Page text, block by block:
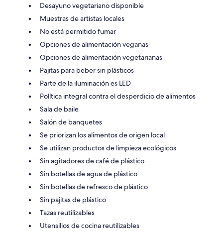
Desayuno vegetariano disponible
Muestras de artistas locales
No está permitido fumar
Opciones de alimentación veganas
Opciones de alimentación vegetarianas
Pajitas para beber sin plásticos
Parte de la iluminación es LED
Política integral contra el desperdicio de alimentos
Sala de baile
Salón de banquetes
Se priorizan los alimentos de origen local
Se utilizan productos de limpieza ecológicos
Sin agitadores de café de plástico
Sin botellas de agua de plástico
Sin botellas de refresco de plástico
Sin pajitas de plástico
Tazas reutilizables
Utensilios de cocina reutilizables